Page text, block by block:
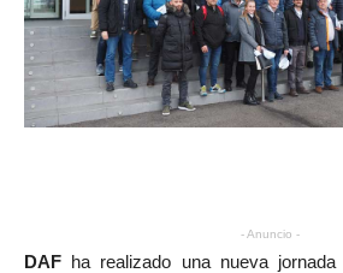
- Anuncio -
DAF ha realizado una nueva